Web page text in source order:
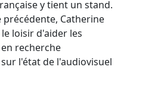
y tient un stand.
précédente, Catherine
loisir d'aider les
recherche
l'état de l'audiovisuel